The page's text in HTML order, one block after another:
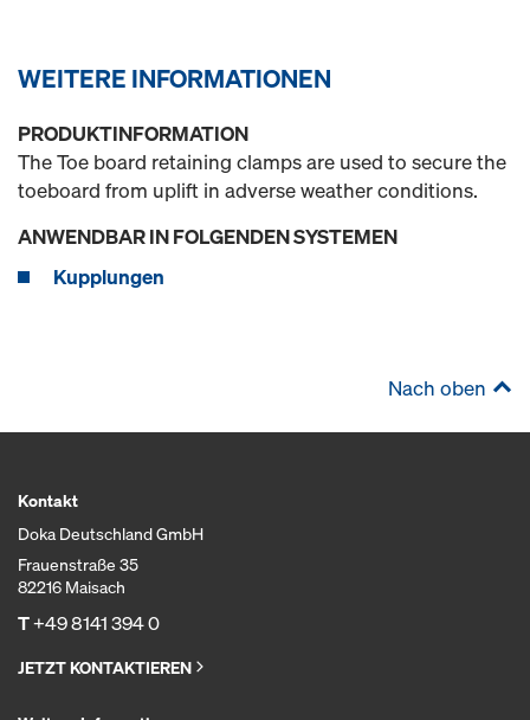
WEITERE INFORMATIONEN
PRODUKTINFORMATION
The Toe board retaining clamps are used to secure the
toeboard from uplift in adverse weather conditions.
ANWENDBAR IN FOLGENDEN SYSTEMEN
Kupplungen
Nach oben
Kontakt
Doka Deutschland GmbH
Frauenstraße 35
82216 Maisach
T+49 8141 394 0
JETZT KONTAKTIEREN